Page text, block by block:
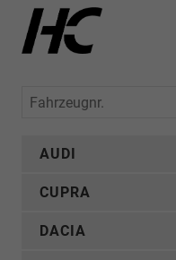
Fahrzeugnr.
AUDI
CUPRA
DACIA